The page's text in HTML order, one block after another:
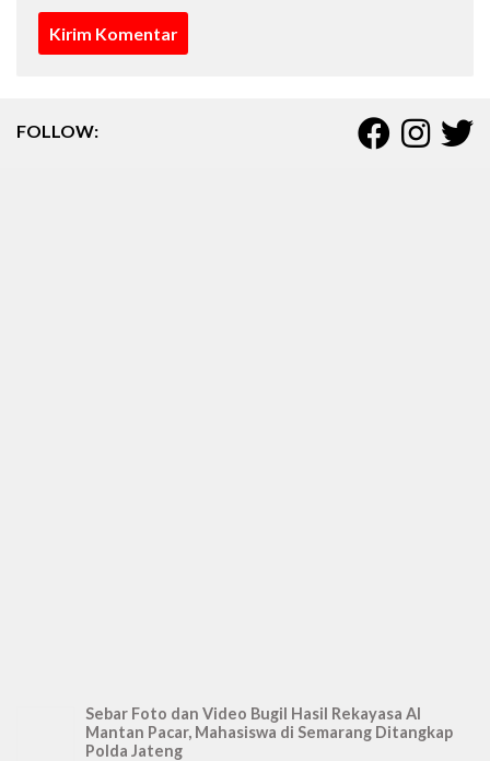
FOLLOW:
Sebar Foto dan Video Bugil Hasil Rekayasa AI
Mantan Pacar, Mahasiswa di Semarang Ditangkap